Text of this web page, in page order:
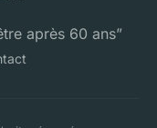
après 60 ans”